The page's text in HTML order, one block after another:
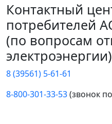
Контактный
потребителей
(по вопросам
электроэнергии)
8 (39561) 5-61-61
8-800-301-33-53(звонок